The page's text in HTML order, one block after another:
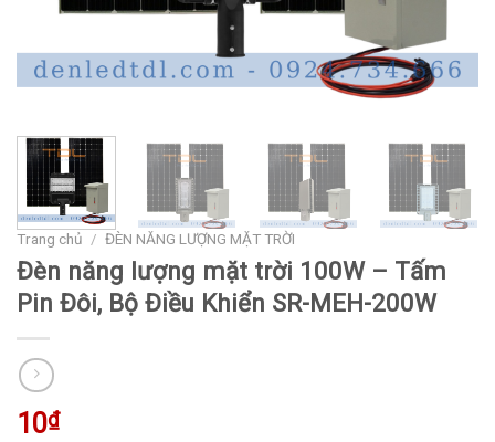
Trang chủ / ĐÈN NĂNG LƯỢNG MẶT TRỜI
Đèn năng lượng mặt trời 100W – Tấm
Pin Đôi, Bộ Điều Khiển SR-MEH-200W
10₫